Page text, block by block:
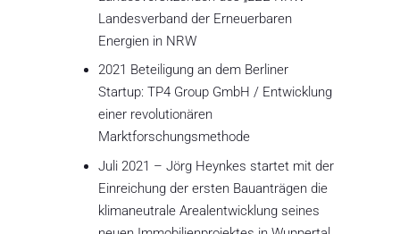
Landesverband der Erneuerbaren
Energien in NRW
2021 Beteiligung an dem Berliner
Startup: TP4 Group GmbH / Entwicklung
einer revolutionären
Marktforschungsmethode
Juli 2021 – Jörg Heynkes startet mit der
Einreichung der ersten Bauanträgen die
klimaneutrale Arealentwicklung seines